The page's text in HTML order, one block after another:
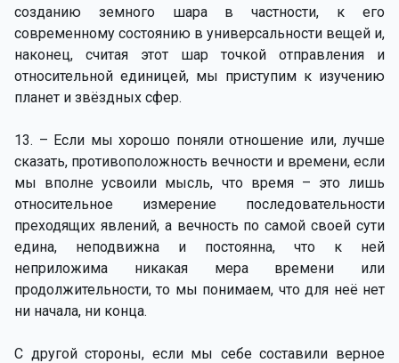
созданию земного шара в частности, к его
современному состоянию в универсальности вещей и,
наконец, считая этот шар точкой отправления и
относительной единицей, мы приступим к изучению
планет и звёздных сфер.
13. – Если мы хорошо поняли отношение или, лучше
сказать, противоположность вечности и времени, если
мы вполне усвоили мысль, что время – это лишь
относительное измерение последовательности
преходящих явлений, а вечность по самой своей сути
едина, неподвижна и постоянна, что к ней
неприложима никакая мера времени или
продолжительности, то мы понимаем, что для неё нет
ни начала, ни конца.
С другой стороны, если мы себе составили верное